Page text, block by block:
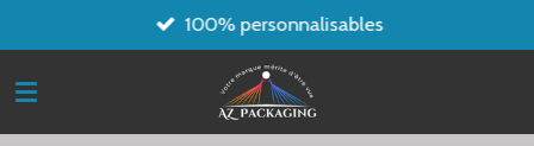
au
contenu
100% personnalisables